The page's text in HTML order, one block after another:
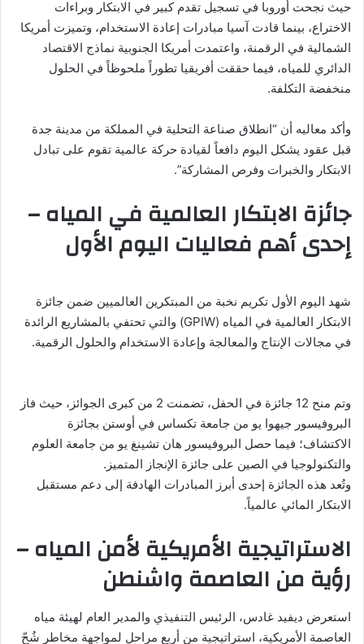
حيث نجحت أوروبا في تسجيل تقدم كبير في الابتكار وبراءات
الاختراع، بينما قادت آسيا مبادرات إعادة الاستخدام، وتميزت أمريكا
الشمالية في الرقمنة، واعتمدت أمريكا الجنوبية نماذج الاقتصاد
الدائري للمياه، فيما حققت أفريقيا تطوراً ملحوظاً في الحلول
منخفضة التكلفة.
وأكد معاليه أن “انطلاق صناعة التحلية في المملكة من مدينة جدة
قبل عقود يشكل اليوم دافعاً لقيادة حركة عالمية تقوم على تبادل
الابتكار والخبرات وفرص المشاركة”.
جائزة الابتكار العالمية في المياه –
إحدى أهم فعاليات اليوم الأول
شهد اليوم الأول تكريم نخبة من المبتكرين العالميين ضمن جائزة
الابتكار العالمية في المياه (GPIW) والتي تحتفي بالمشاريع الرائدة
في مجالات الإنتاج والمعالجة وإعادة الاستخدام والحلول الرقمية.
وتم منح 12 جائزة في الحفل، تضمنت 2 من كبرى الجوائز، حيث فاز
البروفيسور جيهوا يو من جامعة تكساس في أوستن بجائزة
الاكتشاف؛ فيما حصل البروفيسور هان تشينغ يو من جامعة العلوم
والتكنولوجيا في الصين على جائزة الإنجاز المتميز.
وتُعد هذه الجائزة إحدى أبرز المبادرات الهادفة إلى دعم مستقبل
الابتكار المائي عالمياً.
الاستراتيجية الأمريكية لأمن المياه –
رؤية من العاصمة واشنطن
استعرض ديفيد غادس، الرئيس التنفيذي والمدير العام لهيئة مياه
العاصمة الأمريكية، استراتيجية من أربع مراحل لمواجهة مخاطر شُحّ